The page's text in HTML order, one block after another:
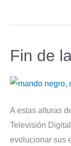
componentes
RTV
Fin de
A estas alturas
Televisión
evolucionar sus